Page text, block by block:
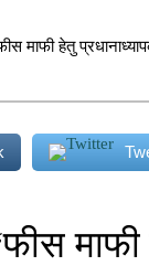
फीस माफी